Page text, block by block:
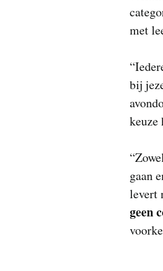
met
bij
keuze
gaan
levert
geen